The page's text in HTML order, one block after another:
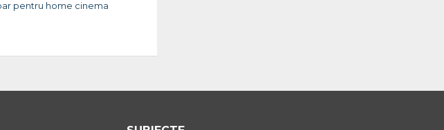
pentru home cinema